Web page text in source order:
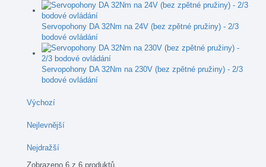
Servopohony DA 32Nm na 24V (bez zpětné pružiny) - 2/3
bodové ovládání
Servopohony DA 32Nm na 230V (bez zpětné pružiny) - 2/3
bodové ovládání
Výchozí
Nejlevnější
Nejdražší
Zobrazeno 6 z 6 produktů